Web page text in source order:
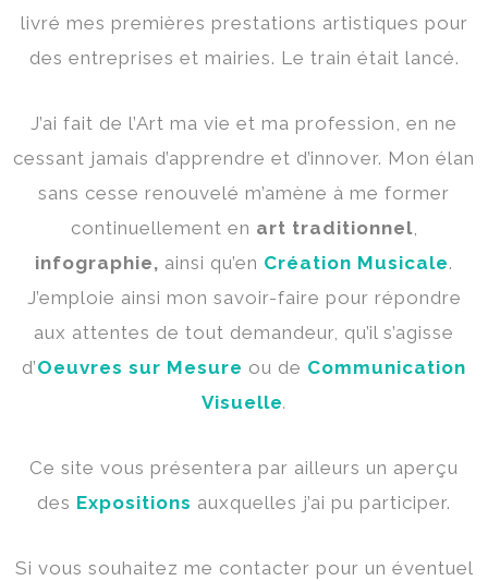
livré mes premières prestations artistiques pour
des entreprises et mairies. Le train était lancé.
J’ai fait de l’Art ma vie et ma profession, en ne
cessant jamais d’apprendre et d’innover. Mon élan
sans cesse renouvelé m’amène à me former
continuellement en art traditionnel,
infographie, ainsi qu’en Création Musicale.
J’emploie ainsi mon savoir-faire pour répondre
aux attentes de tout demandeur, qu’il s’agisse
d’Oeuvres sur Mesure ou de Communication
Visuelle.
Ce site vous présentera par ailleurs un aperçu
des Expositions auxquelles j’ai pu participer.
Si vous souhaitez me contacter pour un éventuel